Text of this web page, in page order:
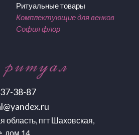
38-87
пгт Шаховская,
дом 14
Ритуальные товары
Комплектующие для венков
София флор